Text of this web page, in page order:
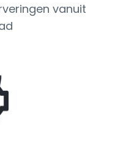
vanuit